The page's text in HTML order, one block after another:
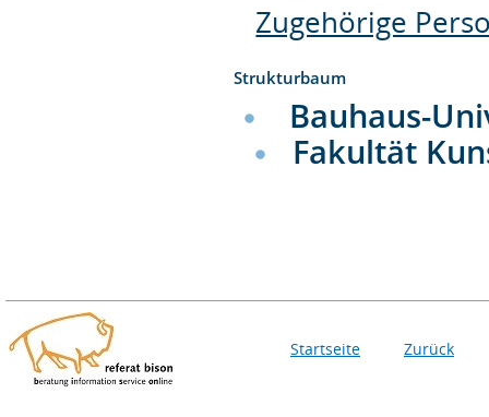
Zugehörige
Strukturbaum
Bauhaus-
Fakultät
Startseite Zurück